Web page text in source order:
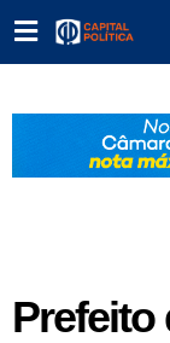
Prefeito